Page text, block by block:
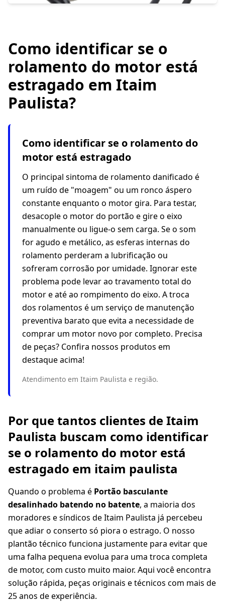
Como identificar se o
rolamento do motor está
estragado em Itaim
Paulista?
Como identificar se o rolamento do
motor está estragado
O principal sintoma de rolamento danificado é
um ruído de "moagem" ou um ronco áspero
constante enquanto o motor gira. Para testar,
desacople o motor do portão e gire o eixo
manualmente ou ligue-o sem carga. Se o som
for agudo e metálico, as esferas internas do
rolamento perderam a lubrificação ou
sofreram corrosão por umidade. Ignorar este
problema pode levar ao travamento total do
motor e até ao rompimento do eixo. A troca
dos rolamentos é um serviço de manutenção
preventiva barato que evita a necessidade de
comprar um motor novo por completo. Precisa
de peças? Confira nossos produtos em
destaque acima!
Atendimento em Itaim Paulista e região.
Por que tantos clientes de Itaim
Paulista buscam como identificar
se o rolamento do motor está
estragado em itaim paulista
Quando o problema é Portão basculante
desalinhado batendo no batente, a maioria dos
moradores e síndicos de Itaim Paulista já percebeu
que adiar o conserto só piora o estrago. O nosso
plantão técnico funciona justamente para evitar que
uma falha pequena evolua para uma troca completa
de motor, com custo muito maior. Aqui você encontra
solução rápida, peças originais e técnicos com mais de
25 anos de experiência.